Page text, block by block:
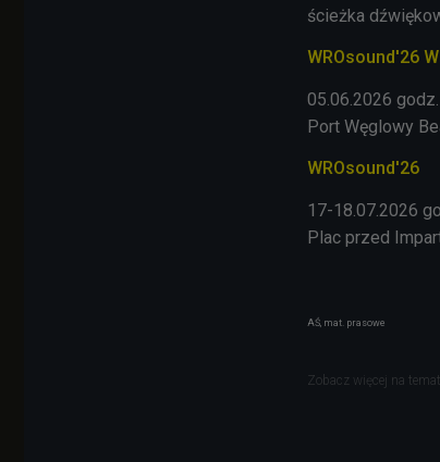
ścieżka
WROsound'26
05.06.2026
Port Węglowy
WROsound'26
17-18.07.2026
Plac przed
AŚ, mat. prasowe
Zobacz więcej na temat: